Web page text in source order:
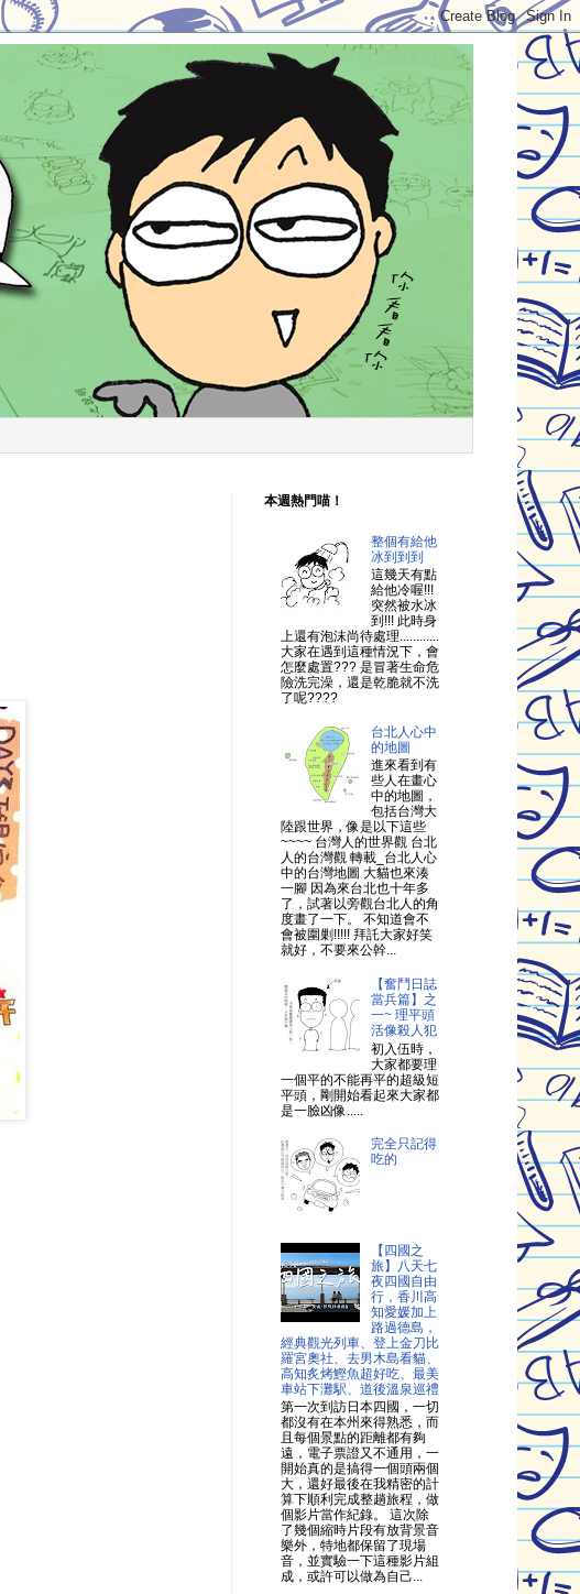
本週熱門喵！
整個有給他
冰到到到
這幾天有點
給他冷喔!!!
突然被水冰
到!!! 此時身
上還有泡沫尚待處理............
大家在遇到這種情況下，會
怎麼處置??? 是冒著生命危
險洗完澡，還是乾脆就不洗
了呢????
台北人心中
的地圖
進來看到有
些人在畫心
中的地圖，
包括台灣大
陸跟世界，像是以下這些
~~~~ 台灣人的世界觀 台北
人的台灣觀 轉載_台北人心
中的台灣地圖 大貓也來湊
一腳 因為來台北也十年多
了，試著以旁觀台北人的角
度畫了一下。 不知道會不
會被圍剿!!!!! 拜託大家好笑
就好，不要來公幹...
【奮鬥日誌
當兵篇】之
一~ 理平頭
活像殺人犯
初入伍時，
大家都要理
一個平的不能再平的超級短
平頭，剛開始看起來大家都
是一臉凶像.....
完全只記得
吃的
【四國之
旅】八天七
夜四國自由
行，香川高
知愛媛加上
路過德島，
經典觀光列車、登上金刀比
羅宮奧社、去男木島看貓、
高知炙烤鰹魚超好吃、最美
車站下灘駅、道後溫泉巡禮
第一次到訪日本四國，一切
都沒有在本州來得熟悉，而
且每個景點的距離都有夠
遠，電子票證又不通用，一
開始真的是搞得一個頭兩個
大，還好最後在我精密的計
算下順利完成整趟旅程，做
個影片當作紀錄。 這次除
了幾個縮時片段有放背景音
樂外，特地都保留了現場
音，並實驗一下這種影片組
成，或許可以做為自己...